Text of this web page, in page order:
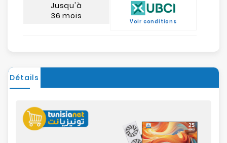
Jusqu'à
36 mois
Voir conditions
Détails